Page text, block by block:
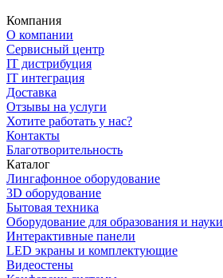
Компания
О компании
Сервисный центр
IT дистрибуция
IT интеграция
Доставка
Отзывы на услуги
Хотите работать у нас?
Контакты
Благотворительность
Каталог
Лингафонное оборудование
3D оборудование
Бытовая техника
Оборудование для образования и науки
Интерактивные панели
LED экраны и комплектующие
Видеостены